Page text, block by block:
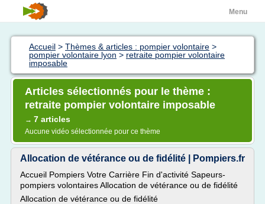
Menu
Accueil > Thèmes & articles : pompier volontaire >
pompier volontaire lyon > retraite pompier volontaire
imposable
Articles sélectionnés pour le thème :
retraite pompier volontaire imposable
→ 7 articles
Aucune vidéo sélectionnée pour ce thème
Allocation de vétérance ou de fidélité | Pompiers.fr
Accueil Pompiers Votre Carrière Fin d'activité Sapeurs-
pompiers volontaires Allocation de vétérance ou de fidélité
Allocation de vétérance ou de fidélité